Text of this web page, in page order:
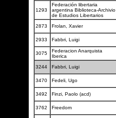
1293
Federación libertaria
argentina Biblioteca-Archivio
de Estudios Libertarios
2873 Frolan, Xavier
2933 Fabbri, Luigi
3075
Federacion Anarquista
Iberica
3244 Fabbri, Luigi
3470 Fedeli, Ugo
3492 Finzi, Paolo (acd)
3762 Freedom